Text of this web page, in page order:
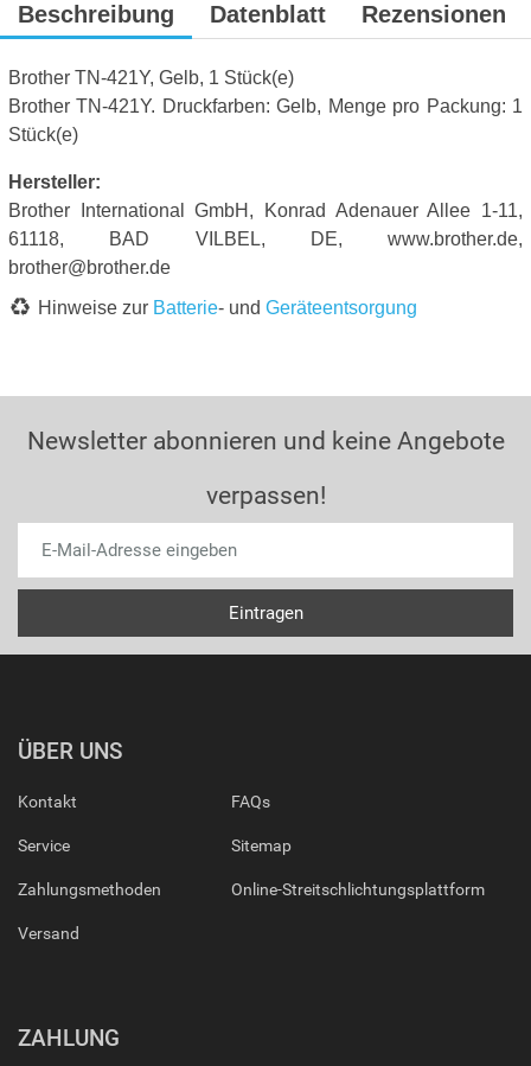
Beschreibung Datenblatt Rezensionen
Brother TN-421Y, Gelb, 1 Stück(e)
Brother TN-421Y. Druckfarben: Gelb, Menge pro Packung: 1
Stück(e)
Hersteller:
Brother International GmbH, Konrad Adenauer Allee 1-11,
61118, BAD VILBEL, DE, www.brother.de,
brother@brother.de
Hinweise zur Batterie- und Geräteentsorgung
Newsletter abonnieren und keine Angebote
verpassen!
ÜBER UNS
Kontakt
Service
Zahlungsmethoden
Versand
FAQs
Sitemap
Online-Streitschlichtungsplattform
ZAHLUNG